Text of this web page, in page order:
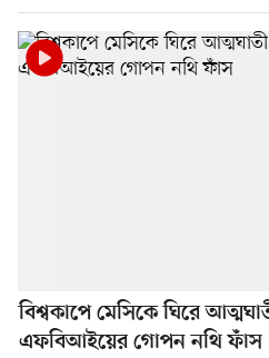
বিশ্বকাপে মেসিকে ঘিরে
এফবিআইয়ের গোপন নথি ফাঁস